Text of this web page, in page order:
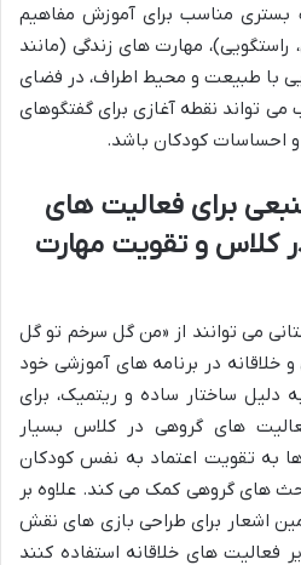
بستری مناسب برای آموزش مفاهیم
راستگویی)، مهارت های زندگی (مانند
با طبیعت و محیط اطراف، در فضای
تواند نقطه آغازی برای گفتگوهای
و احساسات کودکان باشد.
برای فعالیت های
کلاس و تقویت مهارت
می توانند از «من گل سرخم تو گل
خلاقانه در برنامه های آموزشی خود
دلیل ساختار ساده و ریتمیک، برای
های گروهی در کلاس بسیار
به تقویت اعتماد به نفس کودکان
های گروهی کمک می کند. علاوه بر
اشعار برای طراحی بازی های نقش
فعالیت های خلاقانه استفاده کنند